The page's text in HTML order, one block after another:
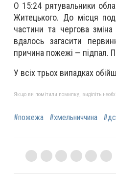
О 15:24 рятувальники
Житецького. До місця
частини та чергова
вдалось загасити
причина пожежі — підпал.
У всіх трьох випадках
Якщо ви помітили помилку, виділіть
#пожежа #хмельниччина